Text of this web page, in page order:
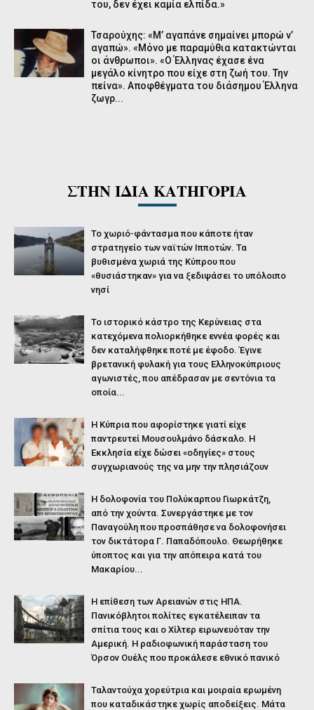
του, δεν έχει καμία ελπίδα.»
Τσαρούχης: «Μ’ αγαπάνε σημαίνει μπορώ ν’
αγαπώ». «Μόνο με παραμύθια κατακτώνται
οι άνθρωποι». «Ο Έλληνας έχασε ένα
μεγάλο κίνητρο που είχε στη ζωή του. Την
πείνα». Αποφθέγματα του διάσημου Έλληνα
ζωγρ...
ΣΤΗΝ ΙΔΙΑ ΚΑΤΗΓΟΡΙΑ
Το χωριό-φάντασμα που κάποτε ήταν
στρατηγείο των ναϊτών Ιπποτών. Τα
βυθισμένα χωριά της Κύπρου που
«θυσιάστηκαν» για να ξεδιψάσει το υπόλοιπο
νησί
Το ιστορικό κάστρο της Κερύνειας στα
κατεχόμενα πολιορκήθηκε εννέα φορές και
δεν καταλήφθηκε ποτέ με έφοδο. Έγινε
βρετανική φυλακή για τους Ελληνοκύπριους
αγωνιστές, που απέδρασαν με σεντόνια τα
οποία...
Η Κύπρια που αφορίστηκε γιατί είχε
παντρευτεί Μουσουλμάνο δάσκαλο. Η
Εκκλησία είχε δώσει «οδηγίες» στους
συγχωριανούς της να μην την πλησιάζουν
Η δολοφονία του Πολύκαρπου Γιωρκάτζη,
από την χούντα. Συνεργάστηκε με τον
Παναγούλη που προσπάθησε να δολοφονήσει
τον δικτάτορα Γ. Παπαδόπουλο. Θεωρήθηκε
ύποπτος και για την απόπειρα κατά του
Μακαρίου...
Η επίθεση των Αρειανών στις ΗΠΑ.
Πανικόβλητοι πολίτες εγκατέλειπαν τα
σπίτια τους και ο Χίλτερ ειρωνευόταν την
Αμερική. Η ραδιοφωνική παράσταση του
Όρσον Ουέλς που προκάλεσε εθνικό πανικό
Ταλαντούχα χορεύτρια και μοιραία ερωμένη
που καταδικάστηκε χωρίς αποδείξεις. Μάτα